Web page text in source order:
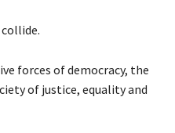
forces of democracy, the
of justice, equality and